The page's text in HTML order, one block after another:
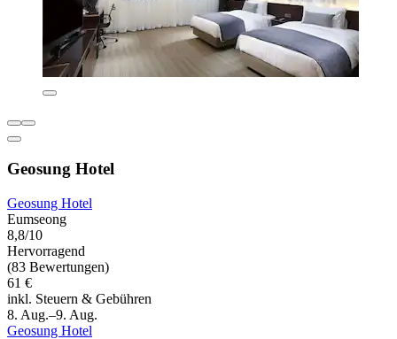
Geosung Hotel
Geosung Hotel
Eumseong
8,8/10
Hervorragend
(83 Bewertungen)
61 €
inkl. Steuern & Gebühren
8. Aug.–9. Aug.
Geosung Hotel